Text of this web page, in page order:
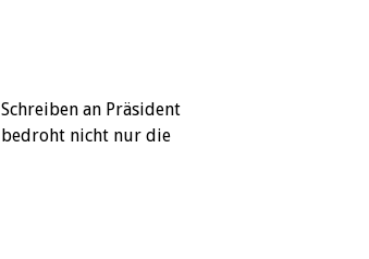
an Präsident
bedroht nicht nur die